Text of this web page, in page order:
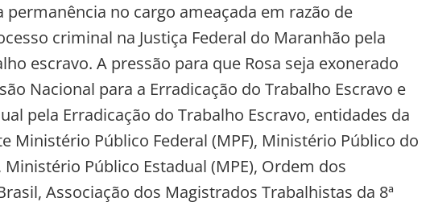
permanência no cargo ameaçada em razão de
criminal na Justiça Federal do Maranhão pela
escravo. A pressão para que Rosa seja exonerado
Nacional para a Erradicação do Trabalho Escravo e
pela Erradicação do Trabalho Escravo, entidades da
Ministério Público Federal (MPF), Ministério Público do
Ministério Público Estadual (MPE), Ordem dos
Associação dos Magistrados Trabalhistas da 8ª